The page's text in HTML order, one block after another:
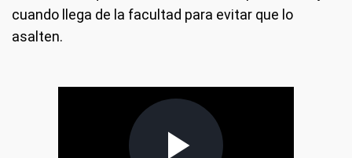
cuando llega de la facultad para evitar que lo
asalten.